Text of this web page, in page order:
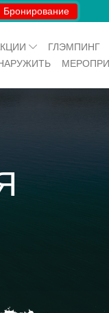
Бронирование
ГЛЭМПИНГ